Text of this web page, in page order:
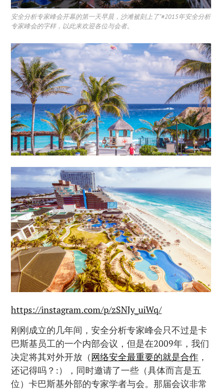
安全分析专家峰会开幕的第一天早晨，沙滩被刻上了”#2015年安全分析
专家峰会的字样，以此来欢迎各位与会者。
https://instagram.com/p/zSNJy_uiWq/
刚刚成立的几年间，安全分析专家峰会只不过是卡
巴斯基员工的一个内部会议，但是在2009年，我们
决定将其对外开放（网络安全最重要的就是合作 ，
还记得吗？:），同时邀请了一些（具体而言是五
位）卡巴斯基外部的专家学者与会。那届会议非常